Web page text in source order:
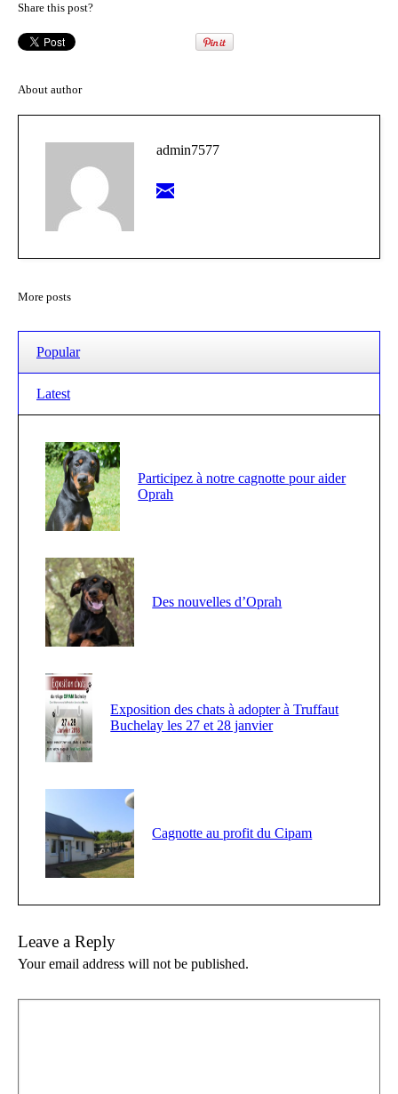
Share this post?
About author
admin7577
More posts
Popular
Latest
Participez à notre cagnotte pour aider
Oprah
Des nouvelles d’Oprah
Exposition des chats à adopter à Truffaut
Buchelay les 27 et 28 janvier
Cagnotte au profit du Cipam
Leave a Reply
Your email address will not be published.